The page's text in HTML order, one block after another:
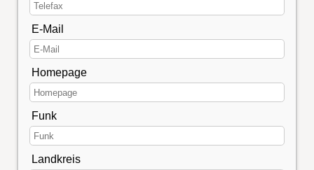
E-Mail
Homepage
Funk
Landkreis